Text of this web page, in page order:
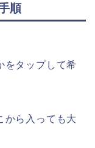
順
をタップして希
から入っても大